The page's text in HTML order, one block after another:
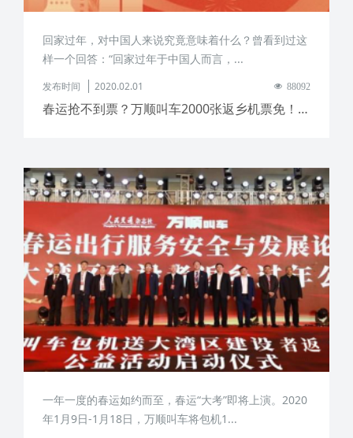
回家过年，对中国人来说究竟意味着什么？曾看到过这
样一个回答：“回家过年于中国人而言，...
发布时间 2020.02.01 88092
春运抢不到票？万顺叫车2000张返乡机票免！费！送！
一年一度的春运如约而至，春运“大考”即将上演。 ​2020
年1月9日-1月18日，万顺叫车将包机1...